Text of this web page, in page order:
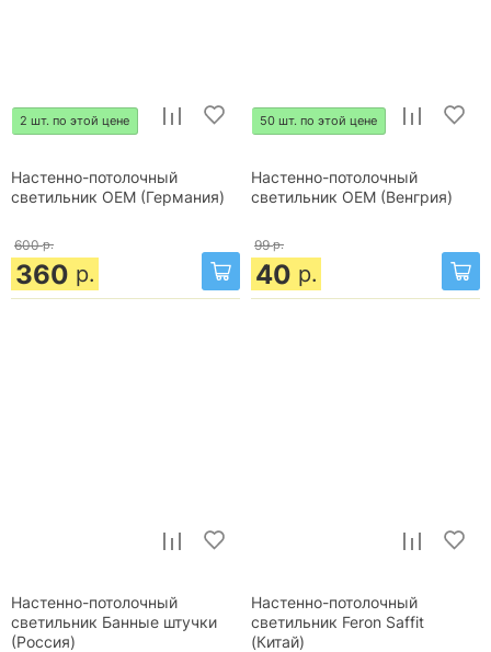
2 шт. по этой цене
Настенно-потолочный
светильник OEM (Германия)
600 р.
360 р.
50 шт. по этой цене
Настенно-потолочный
светильник OEM (Венгрия)
99 р.
40 р.
Настенно-потолочный
светильник Банные штучки
(Россия)
Настенно-потолочный
светильник Feron Saffit
(Китай)